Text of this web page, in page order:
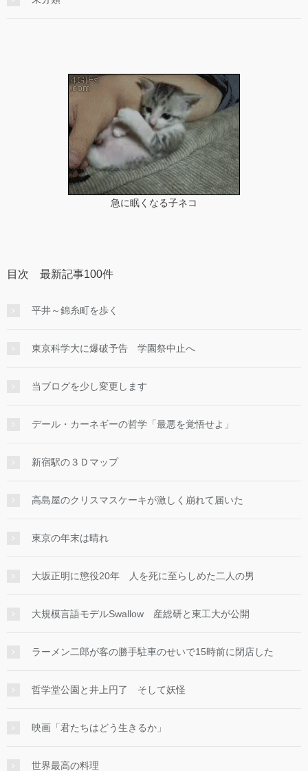
急に眠くなる子ネコ
目次 最新記事100件
平井～錦糸町を歩く
東京科学大に爆破予告 学園祭中止へ
当ブログを少し変更します
デール・カーネギーの哲学「最悪を覚悟せよ」
新宿駅の３Ｄマップ
高島屋のクリスマスケーキが激しく崩れて届いた
東京の年末は晴れ
大坂正明に懲役20年 人を死に至らしめた二人の男
大規模言語モデルSwallow 産総研と東工大が公開
ラーメン二郎が客の勝手駐車のせいで15時前に閉店した
哲学堂公園と井上円了 そして妖怪
映画「君たちはどう生きるか」
世界最高の料理